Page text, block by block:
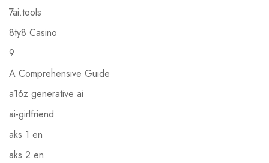
7ai.tools
8ty8 Casino
9
A Comprehensive Guide
a16z generative ai
ai-girlfriend
aks 1 en
aks 2 en